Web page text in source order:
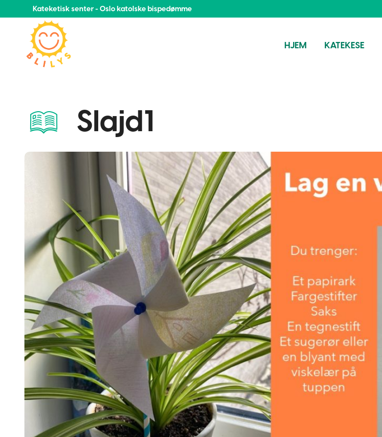
Kateketisk senter - Oslo katolske bispedømme
HJEM KATEKESE
Slajd1